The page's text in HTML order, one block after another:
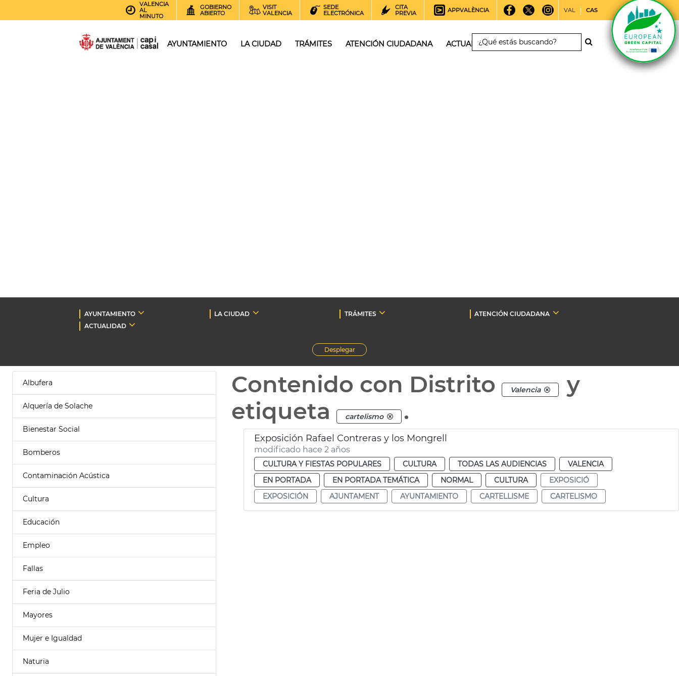
VALENCIA
AL
MINUTO
GOBIERNO
ABIERTO
VISIT
VALENCIA
SEDE
ELECTRÓNICA
CITA
PREVIA
APPVALÈNCIA VAL CAS
AYUNTAMIENTO LA CIUDAD TRÁMITES ATENCIÓN CIUDADANA ACTUALIDAD
AYUNTAMIENTO LA CIUDAD TRÁMITES
ATENCIÓN CIUDADANA
ACTUALIDAD
Desplegar
Albufera
Alquería de Solache
Bienestar Social
Bomberos
Contaminación Acústica
Cultura
Educación
Empleo
Fallas
Feria de Julio
Mayores
Mujer e Igualdad
Naturia
Contenido con Distrito Valencia
y
etiqueta
cartelismo .
Exposición Rafael Contreras y los Mongrell
modificado hace 2 años
CULTURA Y FIESTAS POPULARES CULTURA TODAS LAS AUDIENCIAS
VALENCIA
EN PORTADA
EN PORTADA TEMÁTICA NORMAL CULTURA
EXPOSICIÓ
EXPOSICIÓN
AJUNTAMENT AYUNTAMIENTO CARTELLISME CARTELISMO